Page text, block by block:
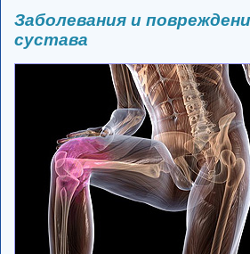
Заболевания и
сустава